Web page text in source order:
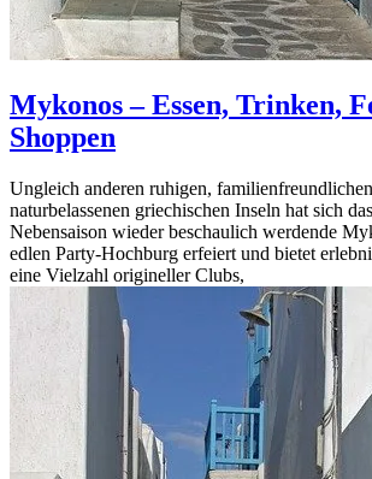
Mykonos – Essen, Trinken,
Shoppen
Ungleich anderen ruhigen,
naturbelassenen griechischen Inseln hat sich
Nebensaison wieder beschaulich werdende
edlen Party-Hochburg erfeiert und bietet
eine Vielzahl origineller Clubs,